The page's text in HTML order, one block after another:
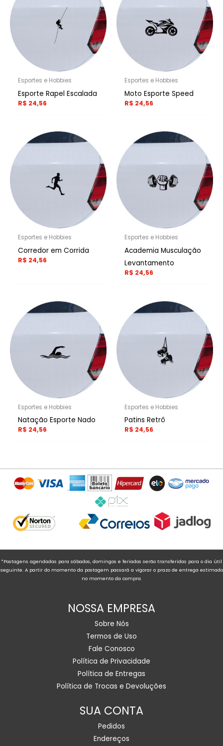
Esportes e Hobbies
Esporte Rapel Escalada
R$ 24,56
Esportes e Hobbies
Moto Esporte Speed
R$ 24,56
Esportes e Hobbies
Corredor em Corrida
R$ 24,56
Esportes e Hobbies
Academia Musculação
Levantamento
R$ 24,56
Esportes e Hobbies
Natação Esporte Nado
R$ 24,56
Esportes e Hobbies
Patins Retrô
R$ 24,56
*Postagens agendadas para sábados, domingos e feriados serão transferidas para o dia útil
seguinte. A partir do momento da postagem passará a vigorar o prazo de entrega estimado
no momento da compra.
NOSSA EMPRESA
Sobre Nós
Termos de Uso
Fale Conosco
Política de Privacidade
Política de Entregas
Política de Trocas e Devoluções
SUA CONTA
Pedidos
Endereços